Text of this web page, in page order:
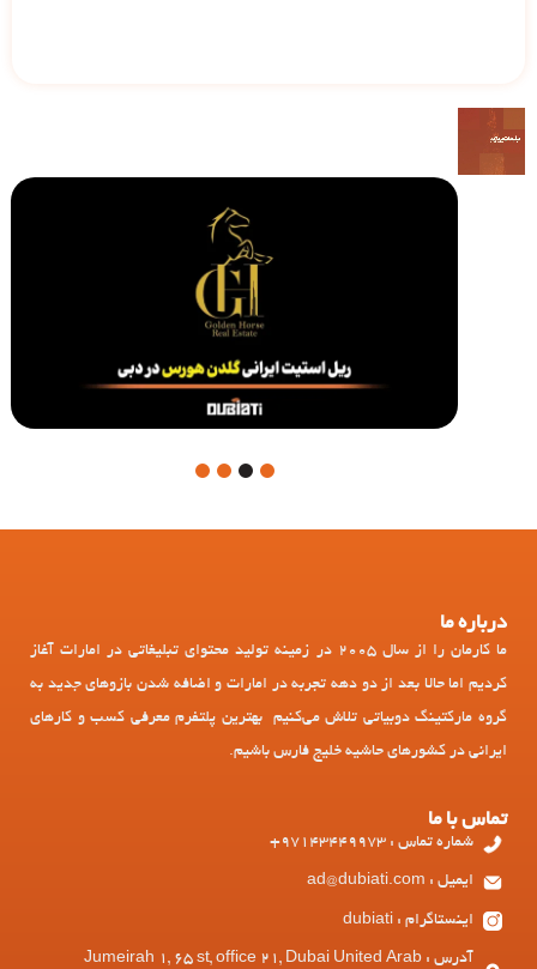
1
درباره ما
ما کارمان را از سال 2005 در زمینه تولید محتوای تبلیغاتی در امارات آغاز
کردیم اما حالا بعد از دو دهه تجربه در امارات و اضافه شدن بازوهای جدید به
گروه مارکتینگ دوبیاتی تلاش می‌کنیم بهترین پلتفرم معرفی کسب و کارهای
ایرانی در کشورهای حاشیه خلیج فارس باشیم.
تماس با ما
شماره تماس : 97143449973+
ایمیل : ad@dubiati.com
اینستاگرام : dubiati
آدرس : Jumeirah 1, 65 st, office 21, Dubai United Arab